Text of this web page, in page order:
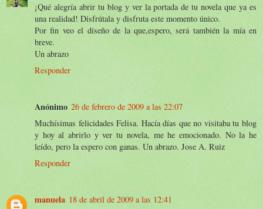
¡Qué alegría abrir tu blog y ver la portada de tu novela que ya es
una realidad! Disfrútala y disfruta este momento único.
Por fin veo el diseño de la que,espero, será también la mía en
breve.
Un abrazo
Responder
Anónimo 26 de febrero de 2009 a las 22:07
Muchísimas felicidades Felisa. Hacía días que no visitaba tu blog
y hoy al abrirlo y ver tu novela, me he emocionado. No la he
leído, pero la espero con ganas. Un abrazo. Jose A. Ruiz
Responder
manuela 18 de abril de 2009 a las 12:41